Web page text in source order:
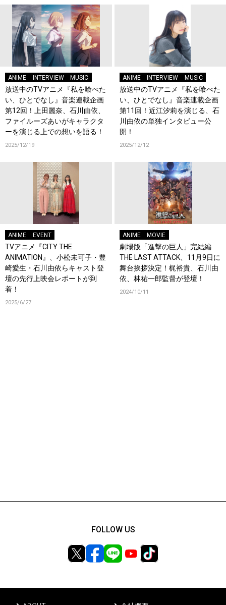
ANIME INTERVIEW MUSIC
放送中のTVアニメ『私を喰べた
い、ひとでなし』音楽連載企画
第12回！上田麗奈、石川由依、
ファイルーズあいがキャラクタ
ーを演じる上での想いを語る！
2025/12/19
ANIME INTERVIEW MUSIC
放送中のTVアニメ『私を喰べた
い、ひとでなし』音楽連載企画
第11回！近江汐莉を演じる、石
川由依の単独インタビュー公
開！
2025/12/12
ANIME EVENT
TVアニメ『CITY THE
ANIMATION』、小松未可子・豊
崎愛生・石川由依らキャスト登
壇の先行上映会レポートが到
着！
2025/6/27
ANIME MOVIE
劇場版「進撃の巨人」完結編
THE LAST ATTACK、11月9日に
舞台挨拶決定！梶裕貴、石川由
依、林祐一郎監督が登壇！
2024/10/11
FOLLOW US